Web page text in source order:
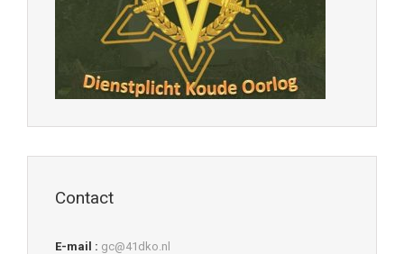
Contact
E-mail : gc@41dko.nl